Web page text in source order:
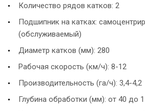
Количество рядов катков: 2
Подшипник на катках:
(обслуживаемый)
Диаметр катков (мм): 280
Рабочая скорость (км/ч): 8-12
Производительность (га/ч): 3,4-4,2
Глубина обработки (мм): от 40 до